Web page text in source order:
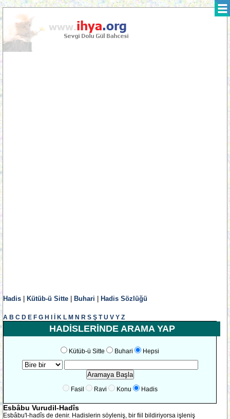
Hadis Kütüb-ü Sitte Buhari Hadis Sözlüğü
A B C D E F G H K L M N R S Ş T U V Y Z
HADİSLERİNDE ARAMA YAP
Kütüb-ü Sitte Buhari Hepsi
Fasil Ravi Konu Hadis
Esbâbu Vurudil-Hadîs
Esbâbu'l-hadîs de denir. Hadislerin söyleniş, bir fiil bildiriyorsa işleniş